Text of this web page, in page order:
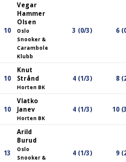
10
Vegar
Hammer
Olsen
Oslo
Snooker &
Carambole
Klubb
3 (0/3) 6
10
Knut
Strånd
Horten BK
4 (1/3) 8
10
Vlatko
Janev
Horten BK
4 (1/3) 10
13
Arild
Burud
Oslo
Snooker &
4 (1/3) 9